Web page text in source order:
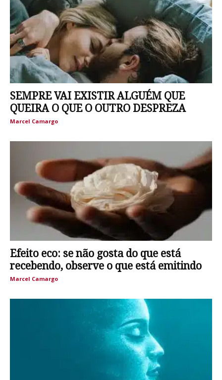
SEMPRE VAI EXISTIR ALGUÉM QUE
QUEIRA O QUE O OUTRO DESPREZA
Marcel Camargo
Efeito eco: se não gosta do que está
recebendo, observe o que está emitindo
Marcel Camargo